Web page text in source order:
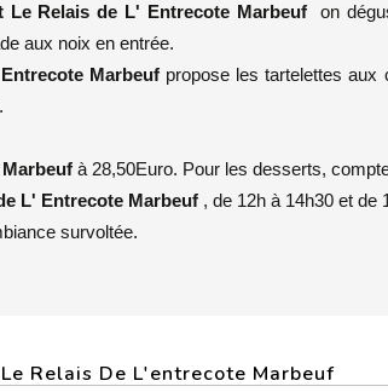
Le Relais de L' Entrecote Marbeuf on
aux noix en entrée.
Marbeuf propose les tartelettes aux
à 28,50Euro. Pour les desserts,
L' Entrecote Marbeuf , de 12h à 14h30 et de
survoltée.
Relais De L'entrecote Marbeuf